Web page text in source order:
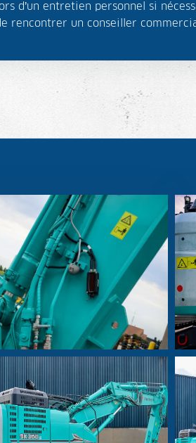
d’un entretien personnel si
rencontrer un conseiller